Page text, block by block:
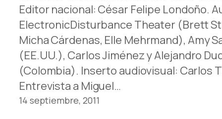
Editor nacional: César Felipe Londoño.
ElectronicDisturbance Theater (Brett
Micha Cárdenas, Elle Mehrmand), Amy
(EE.UU.), Carlos Jiménez y Alejandro
(Colombia). Inserto audiovisual: Carlos
Entrevista a Miguel…
14 septiembre, 2011